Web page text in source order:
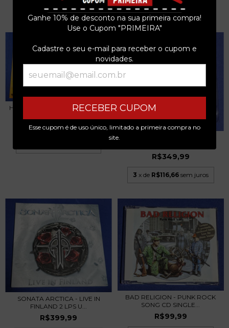
Ganhe 10% de desconto na sua primeira compra!
Use o Cupom "PRIMEIRA"
Cadastre o seu e-mail para receber o cupom e
novidades.
RECEBER CUPOM
Esse cupom é de uso único, limitado a primeira compra no
site.
R$56,66 sem juros 3 x deR$56,66 sem juros
HANK C. BURNETTE - HOT LICKS
R$169,99
R$349,99
3 x de R$116,66 sem juros
SONATA ARCTICA - LIVE IN
FINLAND 2 LPS U...
R$399,99
BAD RELIGION - PUNK ROCK
SONG CD SINGLE...
R$99,99